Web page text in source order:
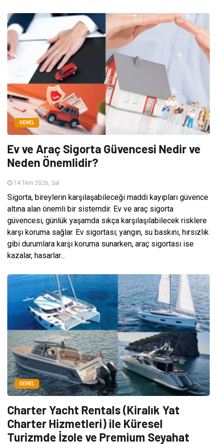
GENEL
Ev ve Araç Sigorta Güvencesi Nedir ve
Neden Önemlidir?
14 Tem 2026, Sal
Sigorta, bireylerin karşılaşabileceği maddi kayıpları güvence
altına alan önemli bir sistemdir. Ev ve araç sigorta
güvencesi, günlük yaşamda sıkça karşılaşılabilecek risklere
karşı koruma sağlar. Ev sigortası; yangın, su baskını, hırsızlık
gibi durumlara karşı koruma sunarken, araç sigortası ise
kazalar, hasarlar...
GENEL
Charter Yacht Rentals (Kiralık Yat
Charter Hizmetleri) ile Küresel
Turizmde İzole ve Premium Seyahat